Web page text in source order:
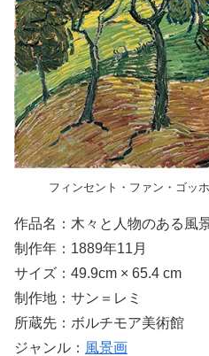
フィンセント・ファン・ゴッ
作品名：木々と人物のある風
制作年：1889年11月
サイズ：49.9cm × 65.4 cm
制作地：サン＝レミ
所蔵先：ボルチモア美術館
ジャンル： 風景画